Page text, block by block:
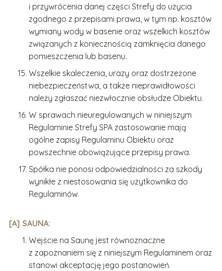
i przywrócenia danej części Strefy do użycia
zgodnego z przepisami prawa, w tym np. kosztów
wymiany wody w basenie oraz wszelkich kosztów
związanych z koniecznością zamknięcia danego
pomieszczenia lub basenu.
Wszelkie skaleczenia, urazy oraz dostrzeżone
niebezpieczeństwa, a także nieprawidłowości
należy zgłaszać niezwłocznie obsłudze Obiektu.
W sprawach nieuregulowanych w niniejszym
Regulaminie Strefy SPA zastosowanie mają
ogólne zapisy Regulaminu Obiektu oraz
powszechnie obowiązujące przepisy prawa.
Spółka nie ponosi odpowiedzialności za szkody
wynikłe z niestosowania się użytkownika do
Regulaminów.
[A] SAUNA:
Wejście na Saunę jest równoznaczne
z zapoznaniem się z niniejszym Regulaminem oraz
stanowi akceptację jego postanowień.